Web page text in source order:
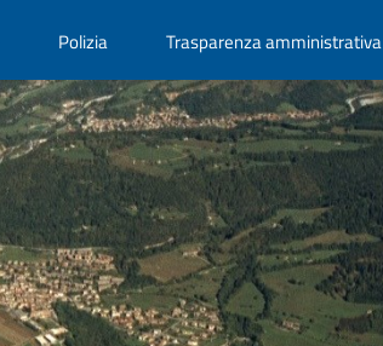
Polizia Trasparenza amministrativa